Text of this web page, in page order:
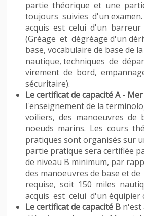
partie théorique et une
toujours suivies d'un
acquis est celui d'un barreur
(Gréage et dégréage d'un
base, vocabulaire de base de
nautique, techniques de
virement de bord,
sécuritaire).
Le certificat de capacité A - Mer
l'enseignement de la
voiliers, des manoeuvres de
noeuds marins. Les cours
pratiques sont organisés sur
partie pratique sera certifiée
de niveau B minimum, par
des manoeuvres de base et
requise, soit 150 miles
acquis est celui d'un équipier
Le certificat de capacité Bn'est